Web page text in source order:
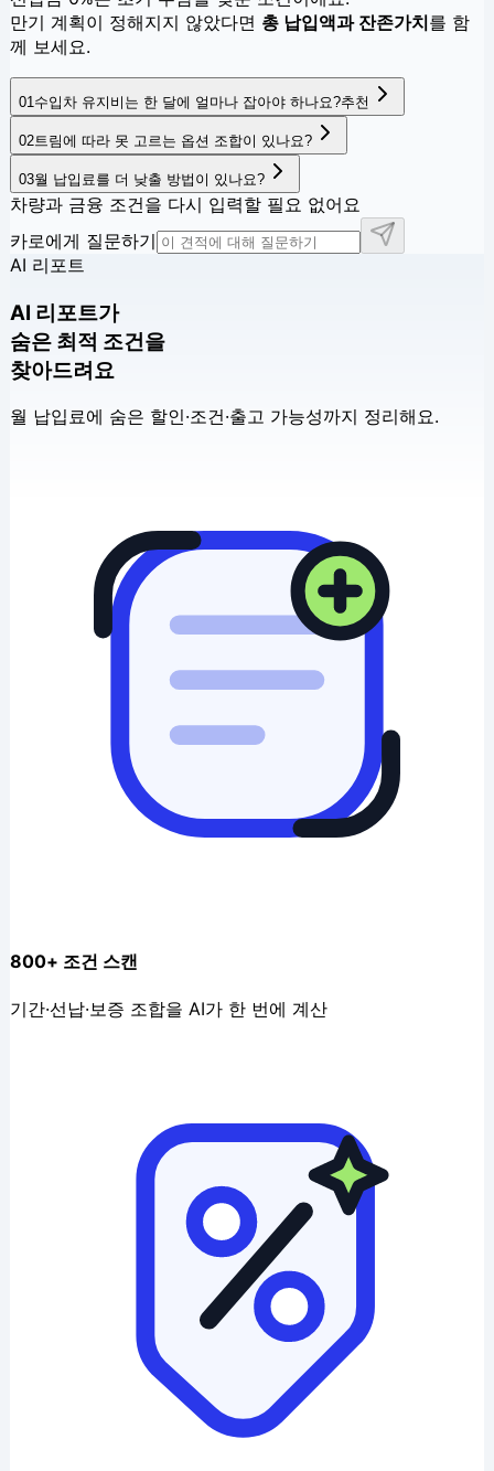
만기 계획이 정해지지 않았다면 총 납입액과 잔존가치를 함
께 보세요.
01 수입차 유지비는 한 달에 얼마나 잡아야 하나요?추천
02트림에 따라 못 고르는 옵션 조합이 있나요?
03월 납입료를 더 낮출 방법이 있나요?
차량과 금융 조건을 다시 입력할 필요 없어요
카로에게 질문하기
AI 리포트
AI 리포트가
숨은 최적 조건을
찾아드려요
월 납입료에 숨은 할인·조건·출고 가능성까지 정리해요.
800+ 조건 스캔
기간·선납·보증 조합을 AI가 한 번에 계산